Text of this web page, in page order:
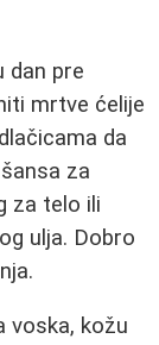
dan pre
mrtve ćelije
da
za
za telo ili
ulja. Dobro
voska, kožu